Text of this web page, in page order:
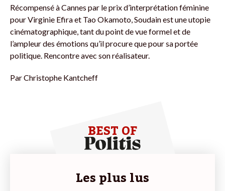
Récompensé à Cannes par le prix d’interprétation féminine
pour Virginie Efira et Tao Okamoto, Soudain est une utopie
cinématographique, tant du point de vue formel et de
l’ampleur des émotions qu’il procure que pour sa portée
politique. Rencontre avec son réalisateur.
ParChristophe Kantcheff
BEST OF
Les plus lus